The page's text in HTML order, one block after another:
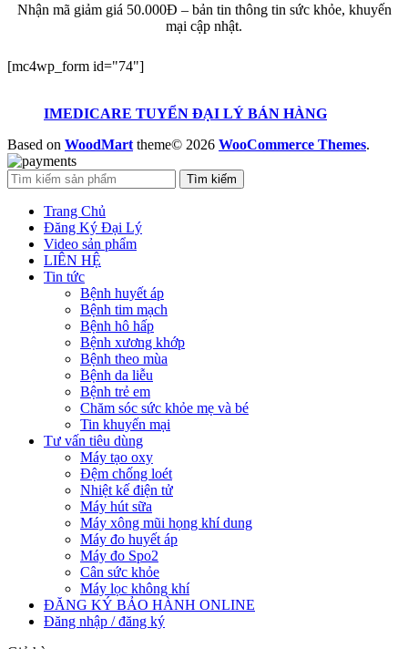
Nhận mã giảm giá 50.000Đ – bản tin thông tin sức khỏe, khuyến
mại cập nhật.
[mc4wp_form id="74"]
IMEDICARE TUYỂN ĐẠI LÝ BÁN HÀNG
Based on WoodMart theme© 2026 WooCommerce Themes.
Tìm kiếm
Trang Chủ
Đăng Ký Đại Lý
Video sản phẩm
LIÊN HỆ
Tin tức
Bệnh huyết áp
Bệnh tim mạch
Bệnh hô hấp
Bệnh xương khớp
Bệnh theo mùa
Bệnh da liễu
Bệnh trẻ em
Chăm sóc sức khỏe mẹ và bé
Tin khuyến mại
Tư vấn tiêu dùng
Máy tạo oxy
Đệm chống loét
Nhiệt kế điện tử
Máy hút sữa
Máy xông mũi họng khí dung
Máy đo huyết áp
Máy đo Spo2
Cân sức khỏe
Máy lọc không khí
ĐĂNG KÝ BẢO HÀNH ONLINE
Đăng nhập / đăng ký